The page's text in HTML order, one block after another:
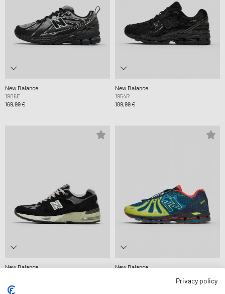
New Balance
1906E
169,99 €
New Balance
1954R
189,99 €
New Balance
New Balance
Privacy policy